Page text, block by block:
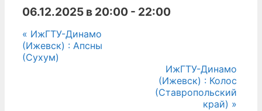
06.12.2025 в 20:00 - 22:00
события
Навигация
« ИжГТУ-Динамо
(Ижевск) : Апсны
(Сухум)
ИжГТУ-Динамо
(Ижевск) : Колос
(Ставропольский
край) »